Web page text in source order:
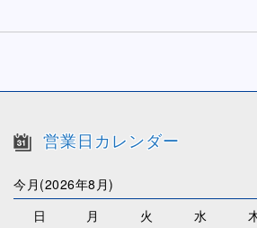
営業日カレンダー
今月(2026年8月)
日
月 火 水